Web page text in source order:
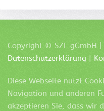
Copyright © SZL gGmbH |
Datenschutzerklärung
Diese Webseite nutzt
Navigation und anderen
akzeptieren Sie, dass wir